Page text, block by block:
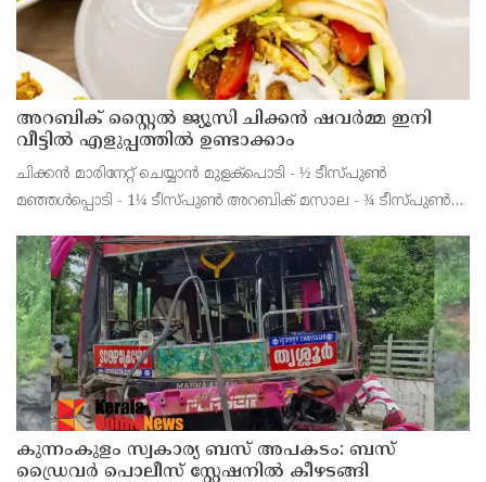
അറബിക് സ്റ്റൈൽ ജ്യൂസി ചിക്കൻ ഷവർമ്മ ഇനി
വീട്ടിൽ എളുപ്പത്തിൽ ഉണ്ടാക്കാം
ചിക്കൻ മാരിനേറ്റ് ചെയ്യാൻ മുളക്പൊടി - ½ ടീസ്പുൺ
മഞ്ഞൾപ്പൊടി - 1¼ ടീസ്പുൺ അറബിക് മസാല - ¾ ടീസ്പുൺ
കുന്നംകുളം സ്വകാര്യ ബസ് അപകടം: ബസ്
ഡ്രൈവർ പൊലീസ് സ്റ്റേഷനിൽ കീഴടങ്ങി